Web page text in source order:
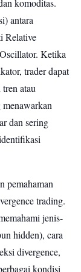
komoditas.
antara
Relative
Ketika
trader dapat
atau
dan sering
pemahaman
trading.
jenis-
hidden), cara
divergence,
kondisi